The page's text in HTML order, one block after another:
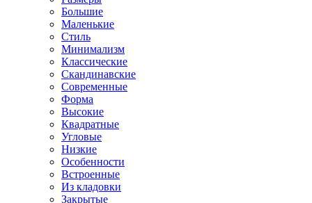
Большие
Маленькие
Стиль
Минимализм
Классические
Скандинавские
Современные
Форма
Высокие
Квадратные
Угловые
Низкие
Особенности
Встроенные
Из кладовки
Закрытые